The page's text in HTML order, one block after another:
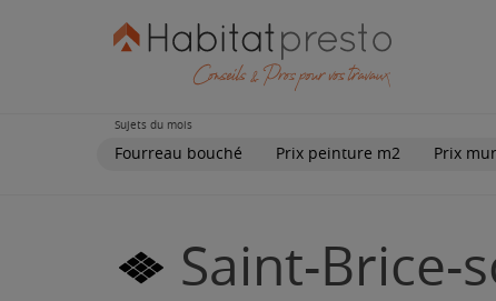
Sujets du mois
Fourreau bouché Prix peinture m2 Prix
Saint-Brice-